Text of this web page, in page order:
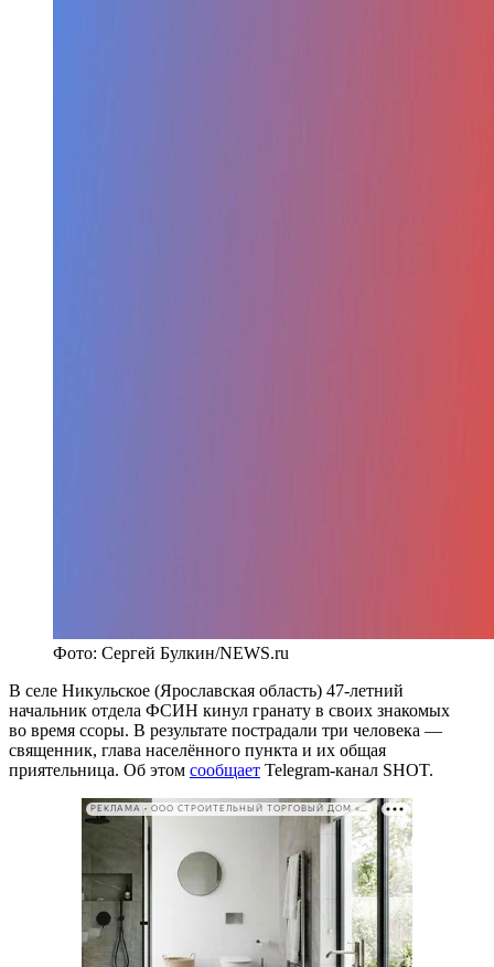
Фото: Сергей Булкин/NEWS.ru
В селе Никульское (Ярославская область) 47-летний
начальник отдела ФСИН кинул гранату в своих знакомых
во время ссоры. В результате пострадали три человека —
священник, глава населённого пункта и их общая
приятельница. Об этом сообщает Telegram-канал SHOT.
РЕКЛАМА • ООО СТРОИТЕЛЬНЫЙ ТОРГОВЫЙ ДОМ «ПЕТРОВИЧ». ИНН: 7802348846